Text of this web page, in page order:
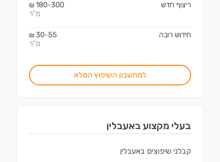
ריצוף חדש 180-300
₪
מ"ר
חידוש רובה 30-55
₪
מ"ר
למחשבון השיפוץ המלא
בעלי מקצוע באעבלין
קבלני שיפוצים באעבלין